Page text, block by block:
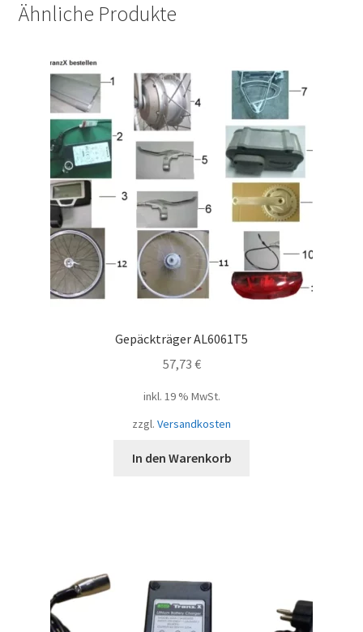
Ähnliche Produkte
Gepäckträger AL6061T5
57,73 €
inkl. 19 % MwSt.
zzgl. Versandkosten
In den Warenkorb